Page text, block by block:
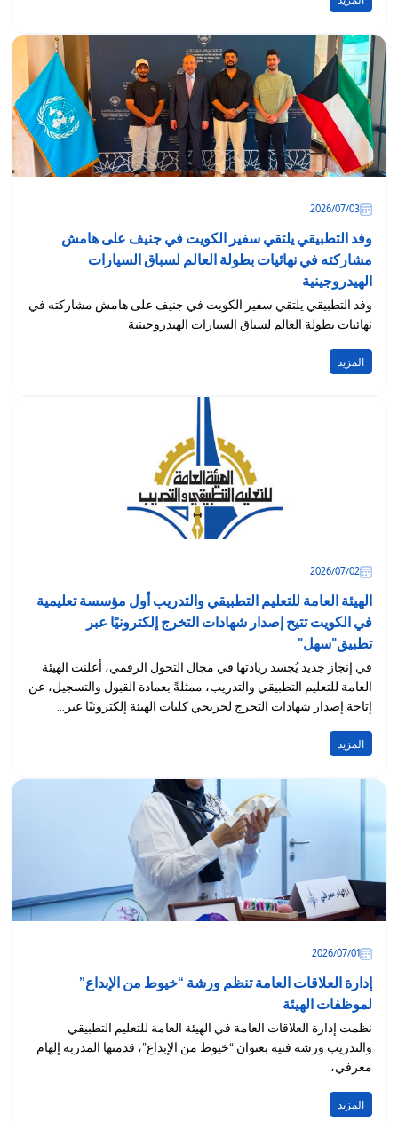
03‏/07‏/2026
وفد التطبيقي يلتقي سفير الكويت في جنيف على هامش
مشاركته في نهائيات بطولة العالم لسباق السيارات
الهيدروجينية
وفد التطبيقي يلتقي سفير الكويت في جنيف على هامش مشاركته في
نهائيات بطولة العالم لسباق السيارات الهيدروجينية
المزيد
02‏/07‏/2026
الهيئة العامة للتعليم التطبيقي والتدريب أول مؤسسة تعليمية
في الكويت تتيح إصدار شهادات التخرج إلكترونيًا عبر
تطبيق"سهل"
في إنجاز جديد يُجسد ريادتها في مجال التحول الرقمي، أعلنت الهيئة
العامة للتعليم التطبيقي والتدريب، ممثلةً بعمادة القبول والتسجيل، عن
إتاحة إصدار شهادات التخرج لخريجي كليات الهيئة إلكترونيًا عبر...
المزيد
01‏/07‏/2026
إدارة العلاقات العامة تنظم ورشة “خيوط من الإبداع”
لموظفات الهيئة
نظمت إدارة العلاقات العامة في الهيئة العامة للتعليم التطبيقي
والتدريب ورشة فنية بعنوان “خيوط من الإبداع”، قدمتها المدربة إلهام
معرفي،
المزيد